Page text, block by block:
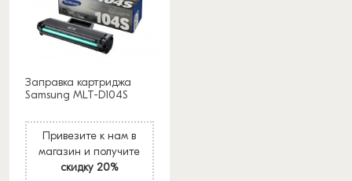
Заправка картриджа
Samsung MLT-D104S
Привезите к нам в
магазин и получите
скидку 20%